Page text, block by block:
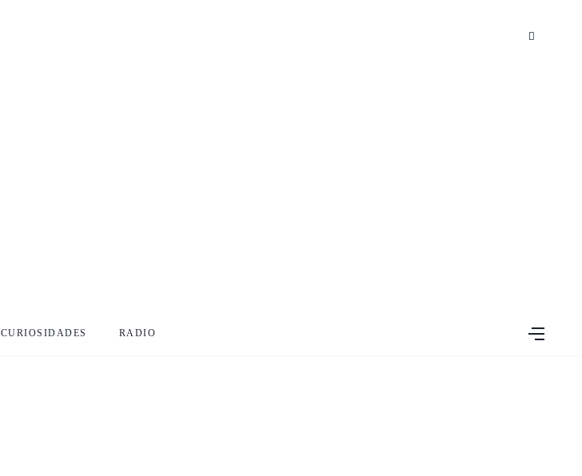
CURIOSIDADES RADIO